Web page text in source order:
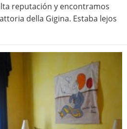
reputación y encontramos
della Gigina. Estaba lejos